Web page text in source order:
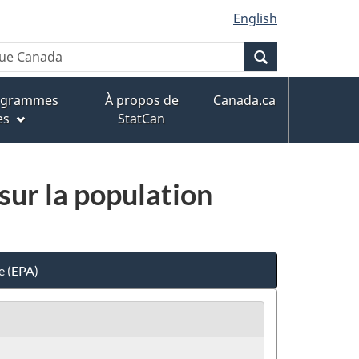
English
À propos de
StatCan
Canada.ca
la population
(EPA)